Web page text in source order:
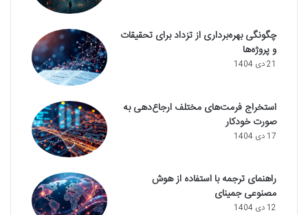
چگونگی بهره‌برداری از تزداد برای تحقیقات
و پروژه‌ها
21 دی 1404
استخراج فرمت‌های مختلف ارجاع‌دهی به
صورت خودکار
17 دی 1404
راهنمای ترجمه با استفاده از هوش
مصنوعی جمینای
12 دی 1404